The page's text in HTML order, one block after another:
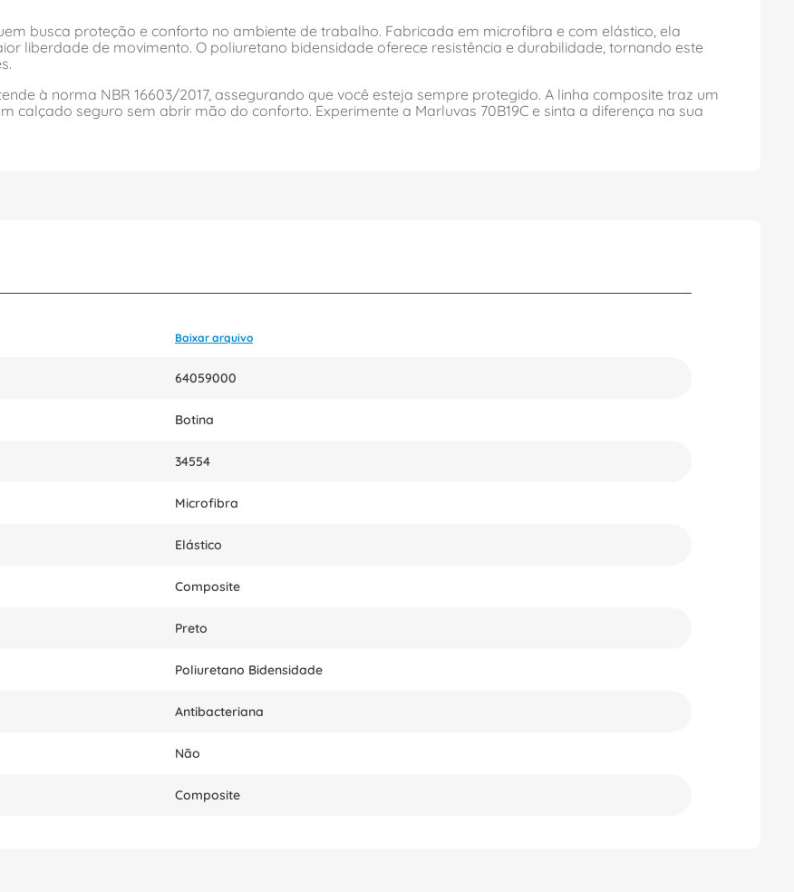
busca proteção e conforto no ambiente de trabalho. Fabricada em microfibra e com elástico, ela
liberdade de movimento. O poliuretano bidensidade oferece resistência e durabilidade, tornando este
à norma NBR 16603/2017, assegurando que você esteja sempre protegido. A linha composite traz um
calçado seguro sem abrir mão do conforto. Experimente a Marluvas 70B19C e sinta a diferença na sua
Baixar arquivo
64059000
Botina
34554
Microfibra
Elástico
Composite
Preto
Poliuretano Bidensidade
Antibacteriana
Não
Composite